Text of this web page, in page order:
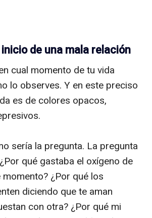
de una mala relación
cual momento de tu vida
lo observes. Y en este preciso
es de colores opacos,
sería la pregunta. La pregunta
qué gastaba el oxígeno de
¿Por qué los
diciendo que te aman
con otra? ¿Por qué mi